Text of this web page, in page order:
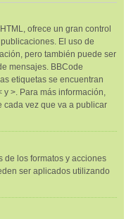
ofrece un gran control
El uso de
pero también puede ser
mensajes. BBCode
etiquetas se encuentran
y >. Para más información,
cada vez que va a publicar
de los formatos y acciones
ser aplicados utilizando